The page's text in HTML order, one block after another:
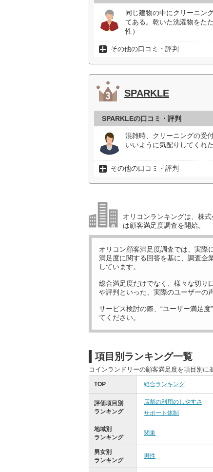
同じ建物の中にクリーニン
てある。乾いた洗濯物をた
性）
その他の口コミ・評判
SPARKLE
SPARKLEの口コミ・評判
混雑時、クリーニングの受
いいように気配りしてくれ
その他の口コミ・評判
オリコンランキングは、株
は顧客満足度調査を開始。
オリコン顧客満足度調査では、実際
満足度に関する回答を基に、調査企
しています。
総合満足度だけでなく、様々な切り
や評判といった、実際のユーザーの
サービス検討の際、“ユーザー満足度
てください。
項目別ランキング一覧
コインランドリーの顧客満足度を項目別に
TOP 総合ランキング
評価項目別
ランキング
店舗の利用のしやすさ
サポート体制
地域別
ランキング
関東
男女別
ランキング
男性